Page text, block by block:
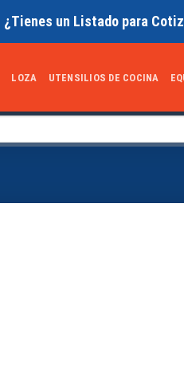
¿Tienes un Listado para
LOZA UTENSILIOS DE COCINA